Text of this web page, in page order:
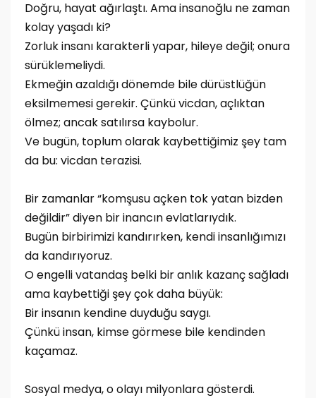
Doğru, hayat ağırlaştı. Ama insanoğlu ne zaman
kolay yaşadı ki?
Zorluk insanı karakterli yapar, hileye değil; onura
sürüklemeliydi.
Ekmeğin azaldığı dönemde bile dürüstlüğün
eksilmemesi gerekir. Çünkü vicdan, açlıktan
ölmez; ancak satılırsa kaybolur.
Ve bugün, toplum olarak kaybettiğimiz şey tam
da bu: vicdan terazisi.
Bir zamanlar “komşusu açken tok yatan bizden
değildir” diyen bir inancın evlatlarıydık.
Bugün birbirimizi kandırırken, kendi insanlığımızı
da kandırıyoruz.
O engelli vatandaş belki bir anlık kazanç sağladı
ama kaybettiği şey çok daha büyük:
Bir insanın kendine duyduğu saygı.
Çünkü insan, kimse görmese bile kendinden
kaçamaz.
Sosyal medya, o olayı milyonlara gösterdi.